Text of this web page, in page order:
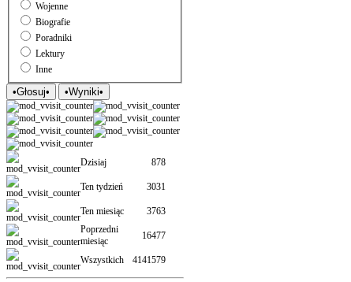
Wojenne
Biografie
Poradniki
Lektury
Inne
Dzisiaj 878
Ten tydzień 3031
Ten miesiąc
3763
Poprzedni
miesiąc
16477
Wszystkich 4141579